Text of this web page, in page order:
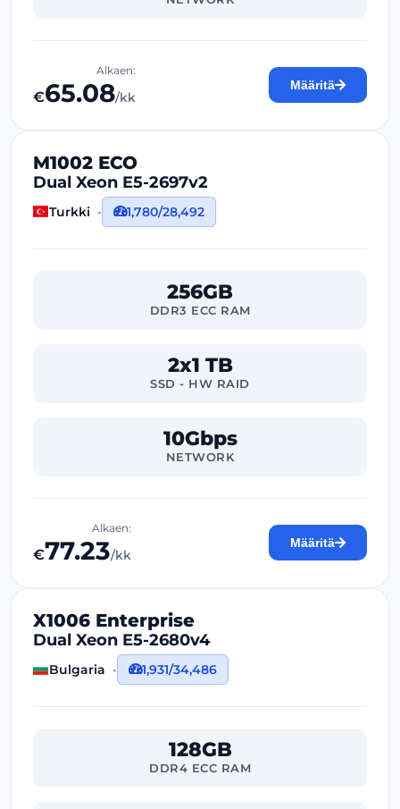
Alkaen:
€65.08/kk
Määritä
M1002 ECO
Dual Xeon E5-2697v2
Turkki 1,780/28,492
256GB
DDR3 ECC RAM
2x1 TB
SSD - HW RAID
10Gbps
NETWORK
Alkaen:
€77.23/kk
Määritä
X1006 Enterprise
Dual Xeon E5-2680v4
Bulgaria 1,931/34,486
128GB
DDR4 ECC RAM